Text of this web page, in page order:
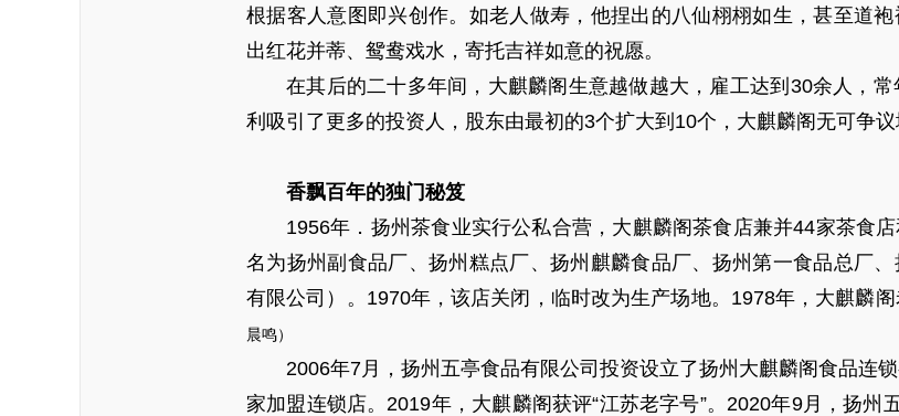
根据客人意图即兴创作。如老人做寿，他捏出的八仙栩栩如生，甚至道
出红花并蒂、鸳鸯戏水，寄托吉祥如意的祝愿。
在其后的二十多年间，大麒麟阁生意越做越大，雇工达到30余人，
利吸引了更多的投资人，股东由最初的3个扩大到10个，大麒麟阁无可争议
香飘百年的独门秘笈
1956年．扬州茶食业实行公私合营，大麒麟阁茶食店兼并44家茶食
名为扬州副食品厂、扬州糕点厂、扬州麒麟食品厂、扬州第一食品总厂
有限公司）。1970年，该店关闭，临时改为生产场地。1978年，大麒麟阁
晨鸣）
2006年7月，扬州五亭食品有限公司投资设立了扬州大麒麟阁食品连
家加盟连锁店。2019年，大麒麟阁获评“江苏老字号”。2020年9月，扬州